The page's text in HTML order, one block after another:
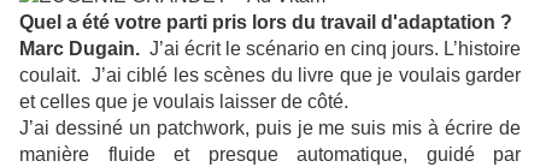
Quel a été votre parti pris lors du travail d'adaptation ?
Marc Dugain. J’ai écrit le scénario en cinq jours. L’histoire
coulait. J’ai ciblé les scènes du livre que je voulais garder
et celles que je voulais laisser de côté.
J’ai dessiné un patchwork, puis je me suis mis à écrire de
manière fluide et presque automatique, guidé par